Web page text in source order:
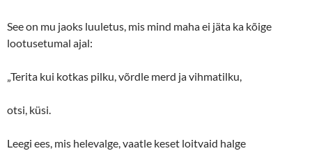
See on mu jaoks luuletus, mis mind maha ei jäta ka kõige
lootusetumal ajal:
„Terita kui kotkas pilku, võrdle merd ja vihmatilku,
otsi, küsi.
Leegi ees, mis helevalge, vaatle keset loitvaid halge